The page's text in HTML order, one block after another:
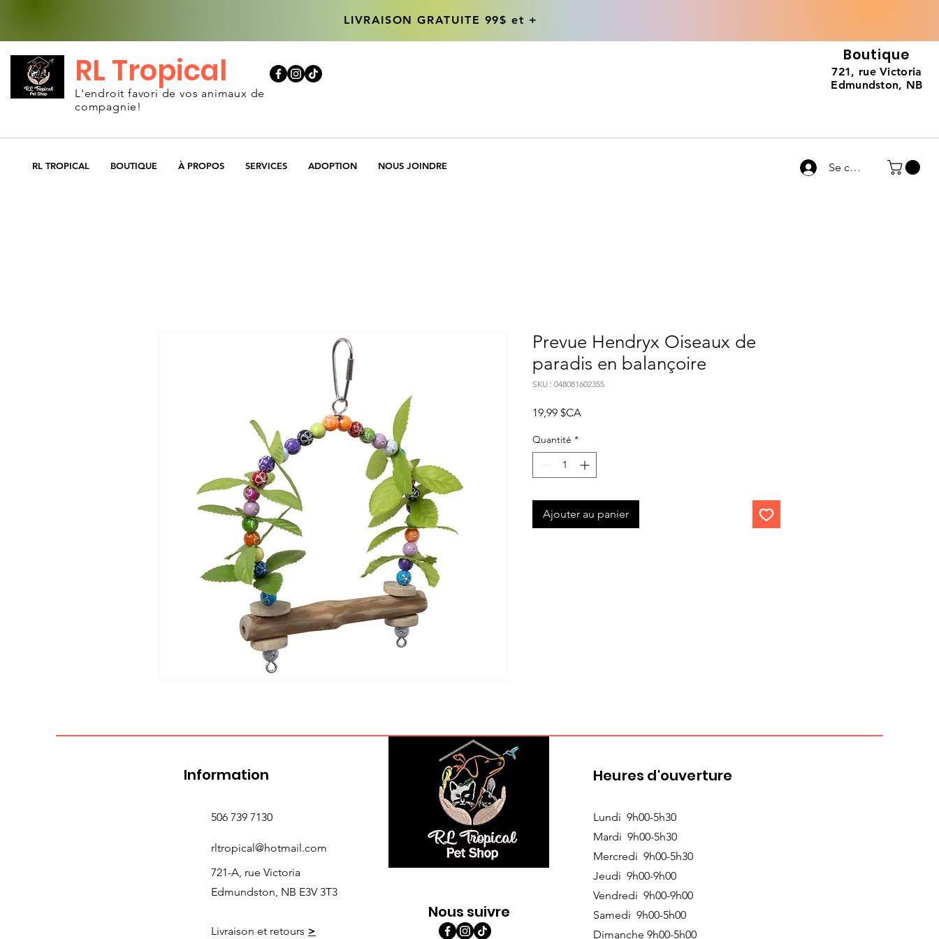
LIVRAISON GRATUITE 99$ et +
RL Tropical
L'endroit favori de vos animaux de
compagnie!
Boutique
721, rue Victoria
Edmundston, NB
LIVRAISON GRATUITE 99$ et +
RL TROPICAL BOUTIQUE À PROPOS SERVICES ADOPTION NOUS JOINDRE Se connecter
Prevue Hendryx Oiseaux de
paradis en balançoire
SKU : 048081602355
19,99 $CAPrix
Quantité *
Ajouter au panier
Nous suivre
Information
Livraison et retours >
506 739 7130
rltropical@hotmail.com
721-A, rue Victoria
Edmundston, NB E3V 3T3
Heures d'ouverture
Lundi 9h00-5h30
Mardi 9h00-5h30
Mercredi 9h00-5h30
Jeudi 9h00-9h00
Vendredi 9h00-9h00
Samedi 9h00-5h00
Dimanche 9h00-5h00